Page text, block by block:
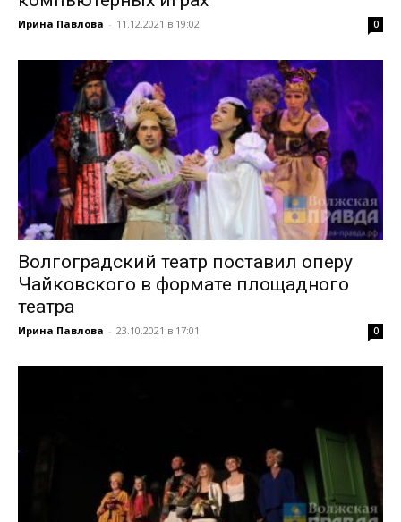
Ирина Павлова - 11.12.2021 в 19:02 0
Волгоградский театр поставил оперу
Чайковского в формате площадного
театра
Ирина Павлова - 23.10.2021 в 17:01 0